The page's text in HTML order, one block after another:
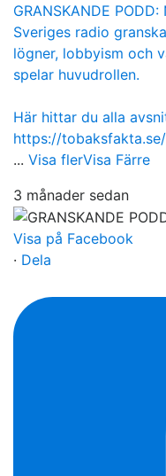
GRANSKANDE PODD:
Sveriges radio
lögner, lobbyism och
spelar huvudrollen.
Här hittar du alla
https://
... Visa flerVisa Färre
3 månader sedan
Visa på Facebook
· Dela